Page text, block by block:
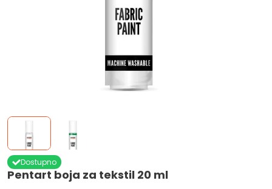
Pentart boja za tekstil 20 ml
Dostupno